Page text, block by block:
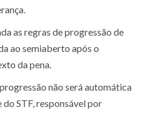
as regras de progressão de
ao semiaberto após o
da pena.
não será automática
do STF, responsável por